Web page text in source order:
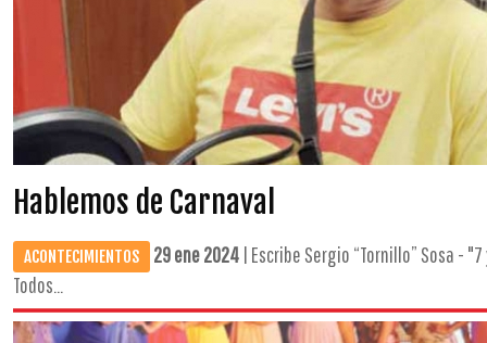
Hablemos de Carnaval
ACONTECIMIENTOS 29 ene 2024 | Escribe Sergio “Tornillo” Sosa -
Todos...